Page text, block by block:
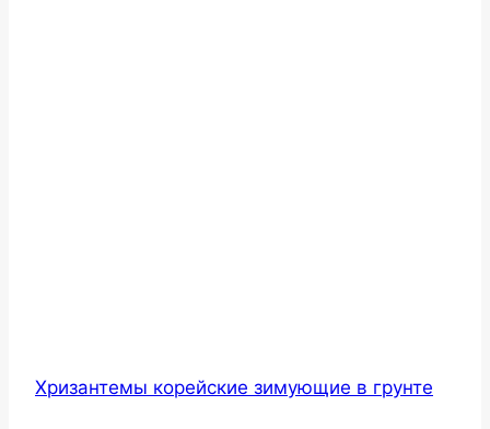
Хризантемы корейские зимующие в грунте